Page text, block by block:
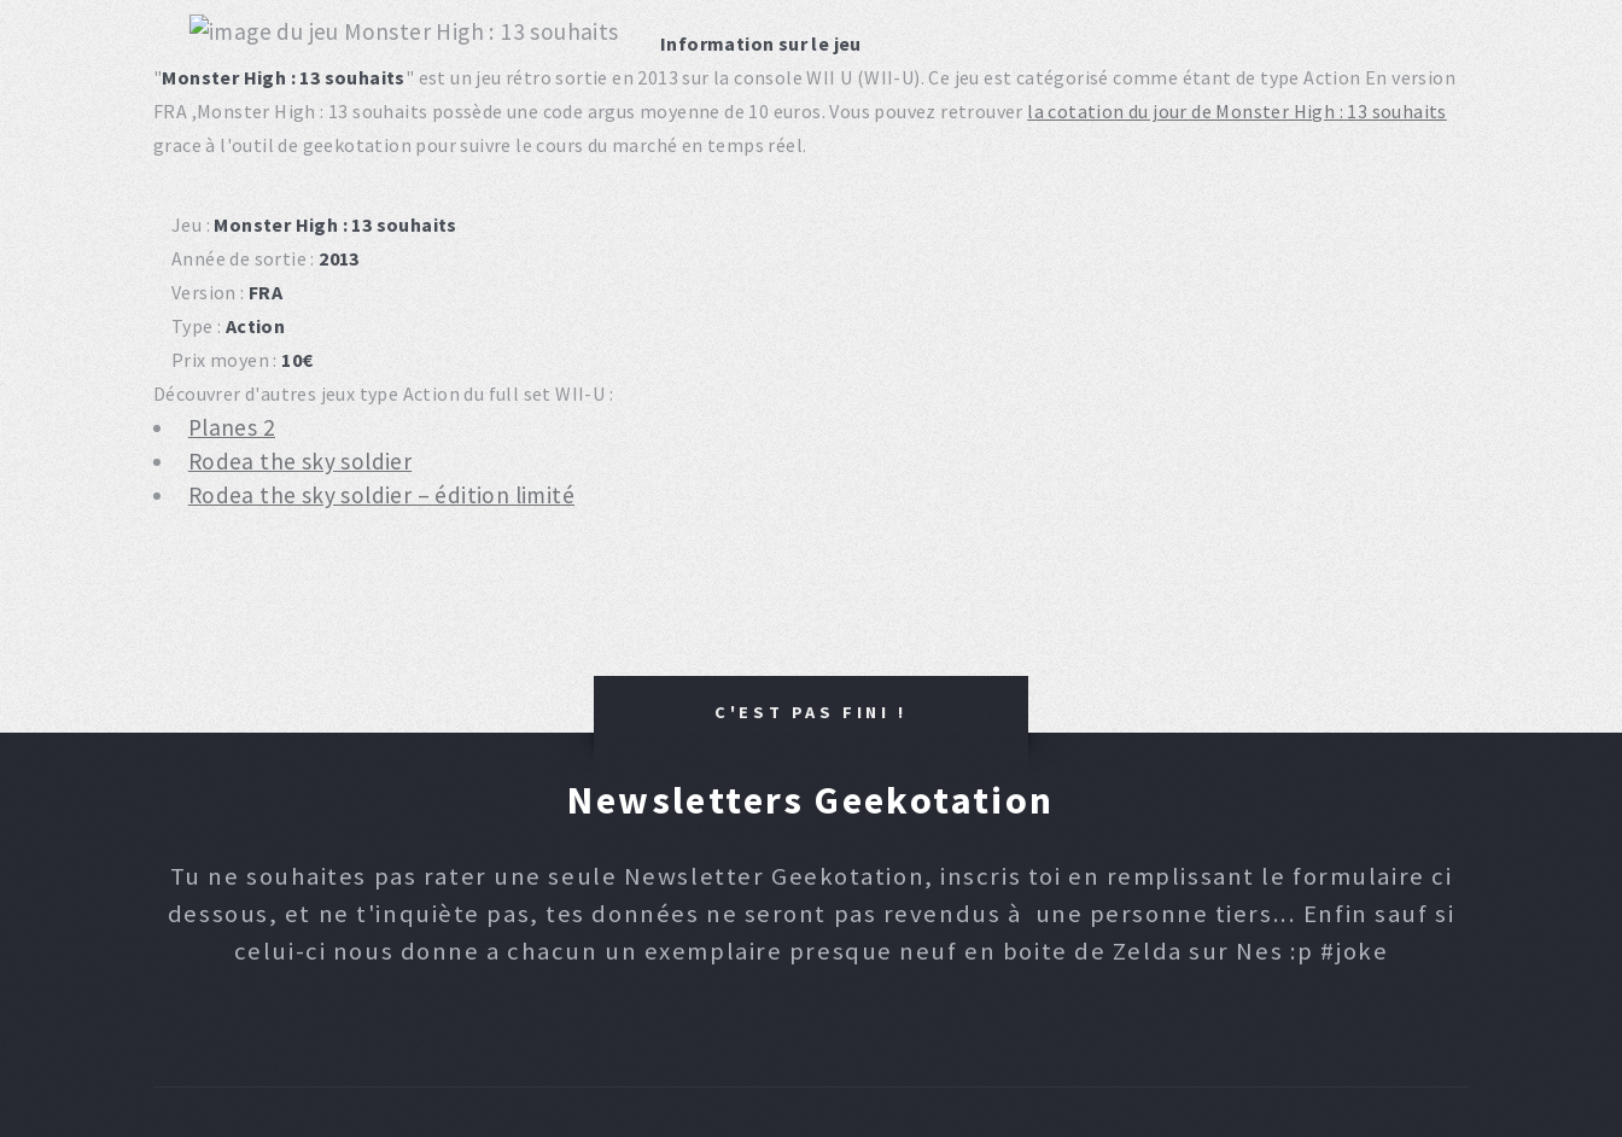
Information sur le jeu
"Monster High : 13 souhaits" est un jeu rétro sortie en 2013 sur la console WII U (WII-U). Ce jeu est catégorisé comme étant de type Action En version
FRA ,Monster High : 13 souhaits possède une code argus moyenne de 10 euros. Vous pouvez retrouver la cotation du jour de Monster High : 13 souhaits
grace à l'outil de geekotation pour suivre le cours du marché en temps réel.
Jeu : Monster High : 13 souhaits
Année de sortie : 2013
Version : FRA
Type : Action
Prix moyen : 10€
Découvrer d'autres jeux type Action du full set WII-U :
Planes 2
Rodea the sky soldier
Rodea the sky soldier – édition limité
C'EST PAS FINI !
Newsletters Geekotation
Tu ne souhaites pas rater une seule Newsletter Geekotation, inscris toi en remplissant le formulaire ci
dessous, et ne t'inquiète pas, tes données ne seront pas revendus à une personne tiers... Enfin sauf si
celui-ci nous donne a chacun un exemplaire presque neuf en boite de Zelda sur Nes :p #joke